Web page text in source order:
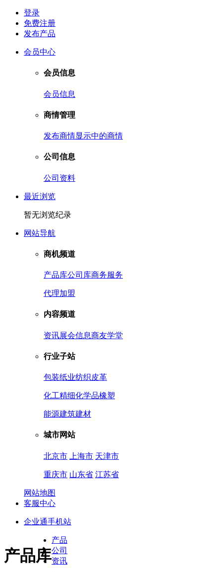
登录
免费注册
发布产品
会员中心
会员信息
会员信息
商情管理
发布商情显示中的商情
公司信息
公司资料
最近浏览
暂无浏览纪录
网站导航
商机频道
产品库公司库商务服务
代理加盟
内容频道
资讯展会信息商友学堂
行业子站
包装纸业纺织皮革
化工精细化学品橡塑
能源建筑建材
城市网站
北京市 上海市 天津市
重庆市 山东省 江苏省
网站地图
客服中心
企业通手机站
产品库
产品
公司
资讯